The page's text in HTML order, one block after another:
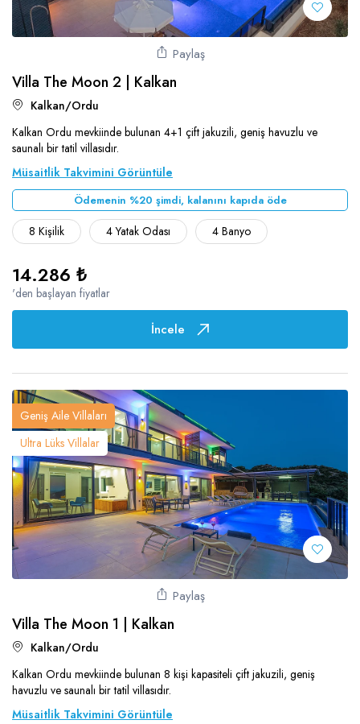
Ulugöl
Yalı
Yeşilköy
Söğüt
Muhafazakar Villalar
Saunalı Villalar
Sonsuzluk Havuzlu Villalar
Ultra Lüks Villalar
Paylaş
Villa The Moon 2 | Kalkan
Kalkan/Ordu
Kalkan Ordu mevkiinde bulunan 4+1 çift jakuzili, geniş havuzlu ve
saunalı bir tatil villasıdır.
Müsaitlik Takvimini Görüntüle
Ödemenin %20 şimdi, kalanını kapıda öde
8 Kişilik 4 Yatak Odası 4 Banyo
14.286 ₺
'den başlayan fiyatlar
İncele
Geniş Aile Villaları
Ultra Lüks Villalar
Paylaş
Villa The Moon 1 | Kalkan
Kalkan/Ordu
Kalkan Ordu mevkiinde bulunan 8 kişi kapasiteli çift jakuzili, geniş
havuzlu ve saunalı bir tatil villasıdır.
Müsaitlik Takvimini Görüntüle